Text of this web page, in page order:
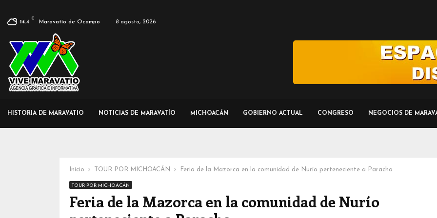
14.4
C
Maravatío de Ocampo 8 agosto, 2026
HISTORIA DE MARAVATIO NOTICIAS DE MARAVATÍO MICHOACÁN GOBIERNO ACTUAL CONGRESO NEGOCIOS DE
Inicio TOUR POR MICHOACÁN Feria de la Mazorca en la comunidad de Nurío perteneciente a Paracho
TOUR POR MICHOACÁN
Feria de la Mazorca en la comunidad de Nurío